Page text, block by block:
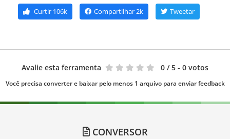
Curtir 106k Compartilhar2k Tweetar
Avalie esta ferramenta 0 / 5 - 0 votos
Você precisa converter e baixar pelo menos 1 arquivo para enviar feedback
CONVERSOR